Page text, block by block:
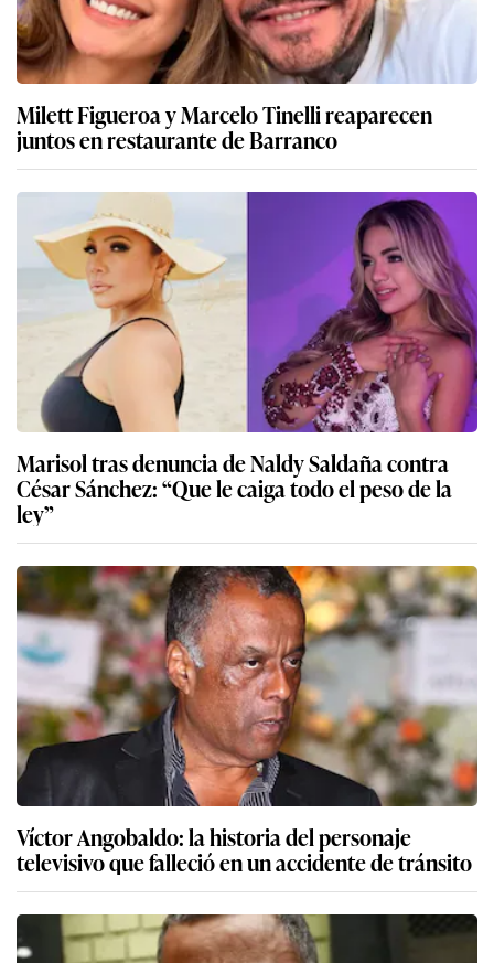
Milett Figueroa y Marcelo Tinelli reaparecen
juntos en restaurante de Barranco
Marisol tras denuncia de Naldy Saldaña contra
César Sánchez: “Que le caiga todo el peso de la
ley”
Víctor Angobaldo: la historia del personaje
televisivo que falleció en un accidente de tránsito